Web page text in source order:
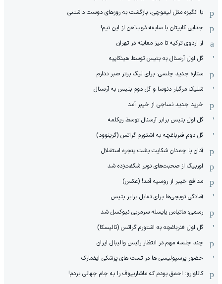
با انگیزه مثل لیموچی، بازگشت به روزهای دوست داشتنی
جدایی کاپیتان با سابقه ذوب‌آهن از این تیم!
از اردوی ترکیه تا میز معاینه در تهران
گل اول آرسنال به بتیس توسط هینکاپیه
ستاره جدید چلسی: برای لیگ برتر صبر ندارم
شلیک مرگبار دئوسا و گل دوم بتیس به آرسنال
خرید جدید نساجی از خیبر آمد
گل اول بتیس برابر آرسنال توسط ریکلمه
گل دوم فنرباغچه به اشتورم گراتس (گرینوود)
آدان با چمدان شکایت پشت پنجره استقلال
اوربیگ از صحبت‌های نویر شگفت‌زده شد
مدافع خیبر از روسیه آمد! (عکس)
آمادگی توپچی‌ها برای تقابل برابر بتیس
رسمی: ماتیاس یایسله سرمربی نیوکسل شد
گل اول فنرباغچه به اشتورم گراتس (تالیسکا)
چند جلسه مهم در انتظار رئیس والیبال ایران
حضور پرسپولیسی ها در تست های پزشکی ایفمارک
کاناوارو: احمق بودم که ماشاریپوف را به جام جهانی بردم!